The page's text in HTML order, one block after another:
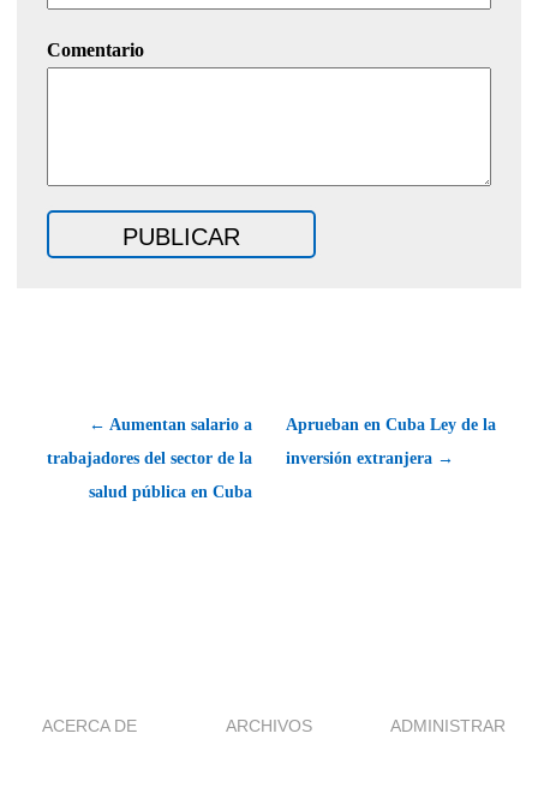
Comentario
← Aumentan salario a
trabajadores del sector de la
salud pública en Cuba
Aprueban en Cuba Ley de la
inversión extranjera →
ACERCA DE ARCHIVOS ADMINISTRAR